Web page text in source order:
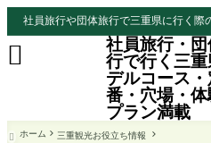
社員旅行や団体旅行で三重県に行く際
社員旅行・団
行で行く三重
デルコース・
番・穴場・体
プラン満載

 ホーム 三重観光お役立ち情報